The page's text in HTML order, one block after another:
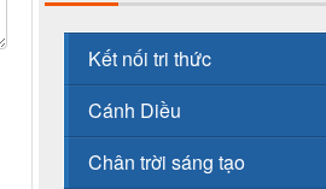
Kết nối tri thức
Cánh Diều
Chân trời sáng tạo